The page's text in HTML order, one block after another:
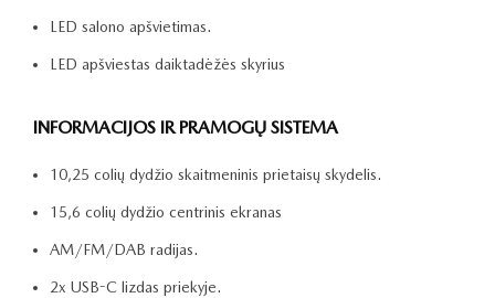
LED salono apšvietimas.
LED apšviestas daiktadėžės skyrius
INFORMACIJOS IR PRAMOGŲ SISTEMA
10,25 colių dydžio skaitmeninis prietaisų skydelis.
15,6 colių dydžio centrinis ekranas
AM/FM/DAB radijas.
2x USB-C lizdas priekyje.